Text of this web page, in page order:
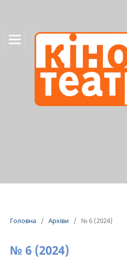
Головна / Архіви / № 6 (2024)
№ 6 (2024)